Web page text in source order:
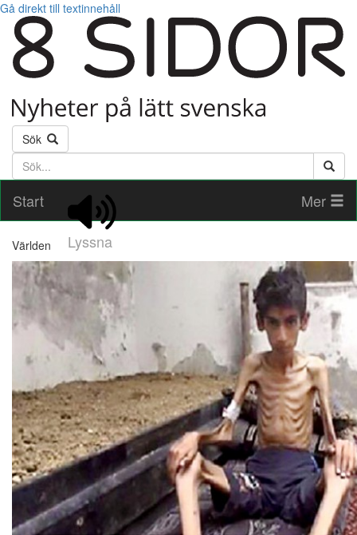
Gå direkt till textinnehåll
Sök
Söktext
Start
Lyssna
Mer
Världen